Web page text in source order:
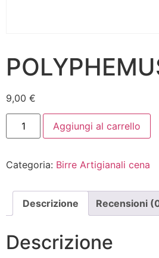
9,00 €
Aggiungi al carrello
Categoria: Birre Artigianali cena
Descrizione Recensioni
Descrizione